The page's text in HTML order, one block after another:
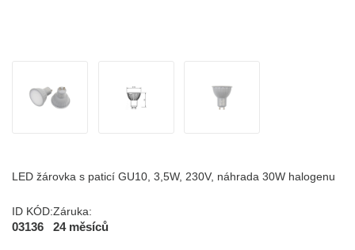
LED žárovka s paticí GU10, 3,5W, 230V, náhrada 30W halogenu
ID KÓD:
03136
Záruka:
24 měsíců